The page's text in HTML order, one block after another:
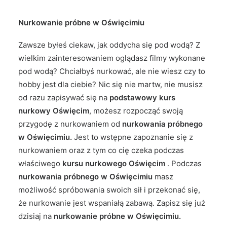
Nurkowanie próbne w Oświęcimiu
Zawsze byłeś ciekaw, jak oddycha się pod wodą? Z
wielkim zainteresowaniem oglądasz filmy wykonane
pod wodą? Chciałbyś nurkować, ale nie wiesz czy to
hobby jest dla ciebie? Nic się nie martw, nie musisz
od razu zapisywać się na podstawowy kurs
nurkowy Oświęcim, możesz rozpocząć swoją
przygodę z nurkowaniem od nurkowania próbnego
w Oświęcimiu. Jest to wstępne zapoznanie się z
nurkowaniem oraz z tym co cię czeka podczas
właściwego kursu nurkowego Oświęcim . Podczas
nurkowania próbnego w Oświęcimiu masz
możliwość spróbowania swoich sił i przekonać się,
że nurkowanie jest wspaniałą zabawą. Zapisz się już
dzisiaj na nurkowanie próbne w Oświęcimiu.